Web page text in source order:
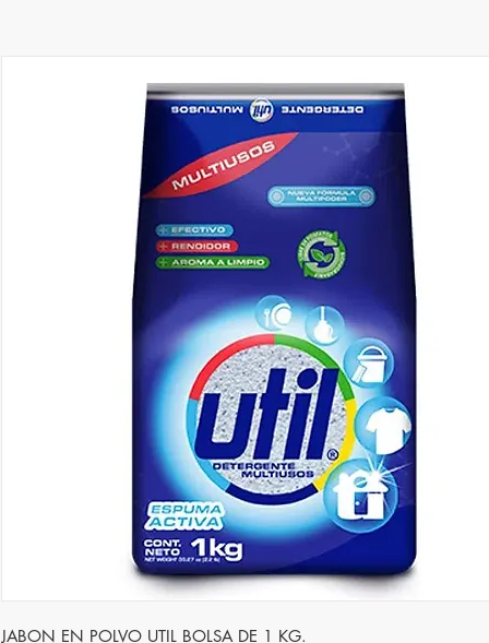
JABON EN POLVO UTIL BOLSA DE 1 KG.